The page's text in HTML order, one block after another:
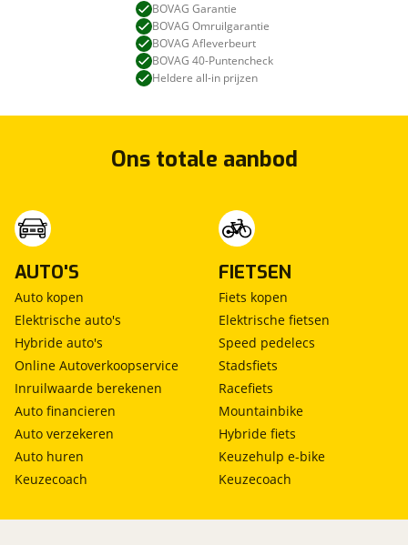
BOVAG Garantie
BOVAG Omruilgarantie
BOVAG Afleverbeurt
BOVAG 40-Puntencheck
Heldere all-in prijzen
Ons totale aanbod
AUTO'S
Auto kopen
Elektrische auto's
Hybride auto's
Online Autoverkoopservice
Inruilwaarde berekenen
Auto financieren
Auto verzekeren
Auto huren
Keuzecoach
FIETSEN
Fiets kopen
Elektrische fietsen
Speed pedelecs
Stadsfiets
Racefiets
Mountainbike
Hybride fiets
Keuzehulp e-bike
Keuzecoach